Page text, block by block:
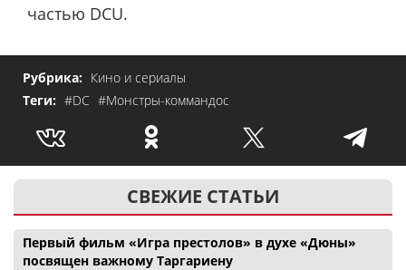
частью DCU.
Рубрика: Кино и сериалы
Теги: #DC #Монстры-коммандос
СВЕЖИЕ СТАТЬИ
Первый фильм «Игра престолов» в духе «Дюны»
посвящен важному Таргариену